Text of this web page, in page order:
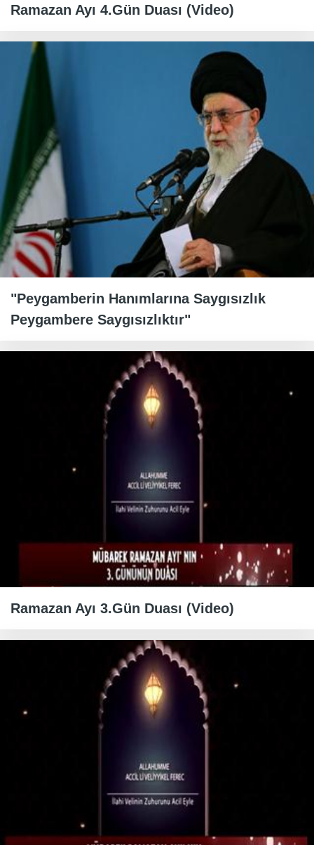
Ramazan Ayı 4.Gün Duası (Video)
"Peygamberin Hanımlarına Saygısızlık
Peygambere Saygısızlıktır"
Ramazan Ayı 3.Gün Duası (Video)